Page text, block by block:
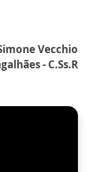
Vecchio
- C.Ss.R